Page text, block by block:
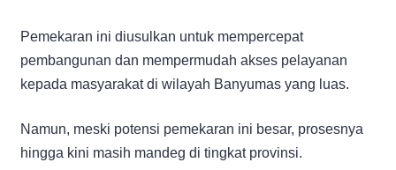
Pemekaran ini diusulkan untuk mempercepat
pembangunan dan mempermudah akses pelayanan
kepada masyarakat di wilayah Banyumas yang luas.
Namun, meski potensi pemekaran ini besar, prosesnya
hingga kini masih mandeg di tingkat provinsi.